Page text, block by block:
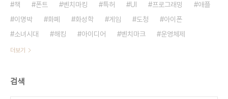
책
폰트 벤치마킹 특허 UI 프로그래밍
애플
이명박
화폐 화성학 게임 도청
아이폰
소녀시대
해킹 아이디어 벤치마크 운영체제
더보기
검색